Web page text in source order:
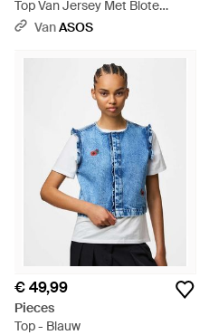
Top Van Jersey Met Blote
Schouders En Omslag - Bruin
VanASOS
€ 49,99
Pieces
Top - Blauw